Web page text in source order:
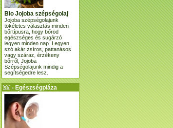
Bio Jojoba szépségolaj
Jojoba szépségolajunk
tökéletes választás minden
bőrtípusra, hogy bőröd
egészséges és sugárzó
legyen minden nap. Legyen
szó akár zsíros, pattanásos
vagy száraz, érzékeny
bőrről, Jojoba
Szépségolajunk mindig a
segítségedre lesz.
- Egészségpláza
ajánlatunk -